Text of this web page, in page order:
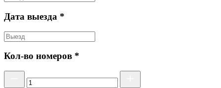
Дата выезда *
Кол-во номеров *